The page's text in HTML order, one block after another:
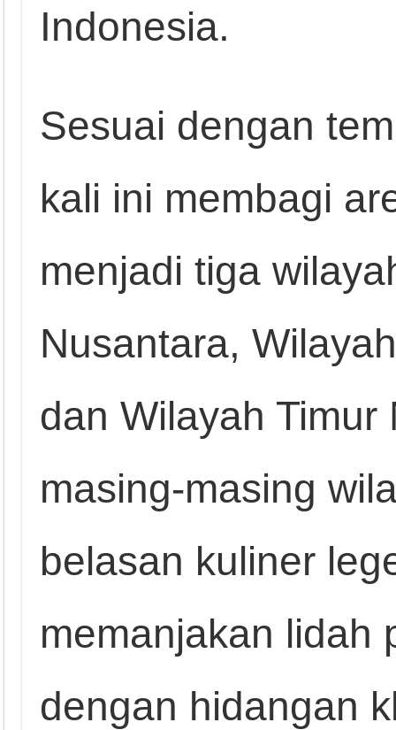
Indonesia.
Sesuai dengan
kali ini membagi
menjadi tiga
Nusantara,
dan Wilayah
masing-masing
belasan kuliner
memanjakan lidah
dengan hidangan